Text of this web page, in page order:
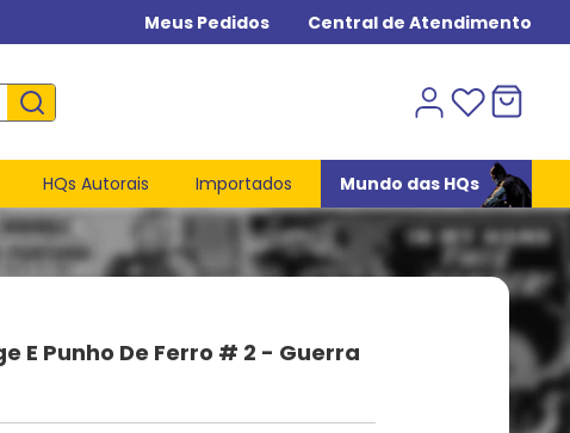
Meus Pedidos Central de Atendimento
HQs Autorais Importados Mundo das HQs
E Punho De Ferro # 2 - Guerra